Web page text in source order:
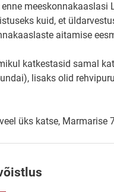
meeskonnakaaslasi
kuid, et
aitamise
katkestasid samal
lisaks olid
üks katse, Marmarise